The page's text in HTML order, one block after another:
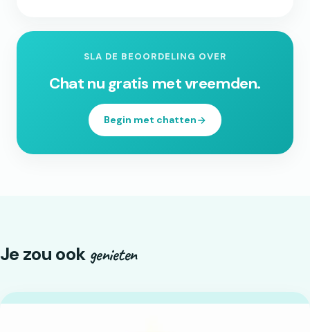
SLA DE BEOORDELING OVER
Chat nu gratis met vreemden.
Begin met chatten
Je zou ook genieten